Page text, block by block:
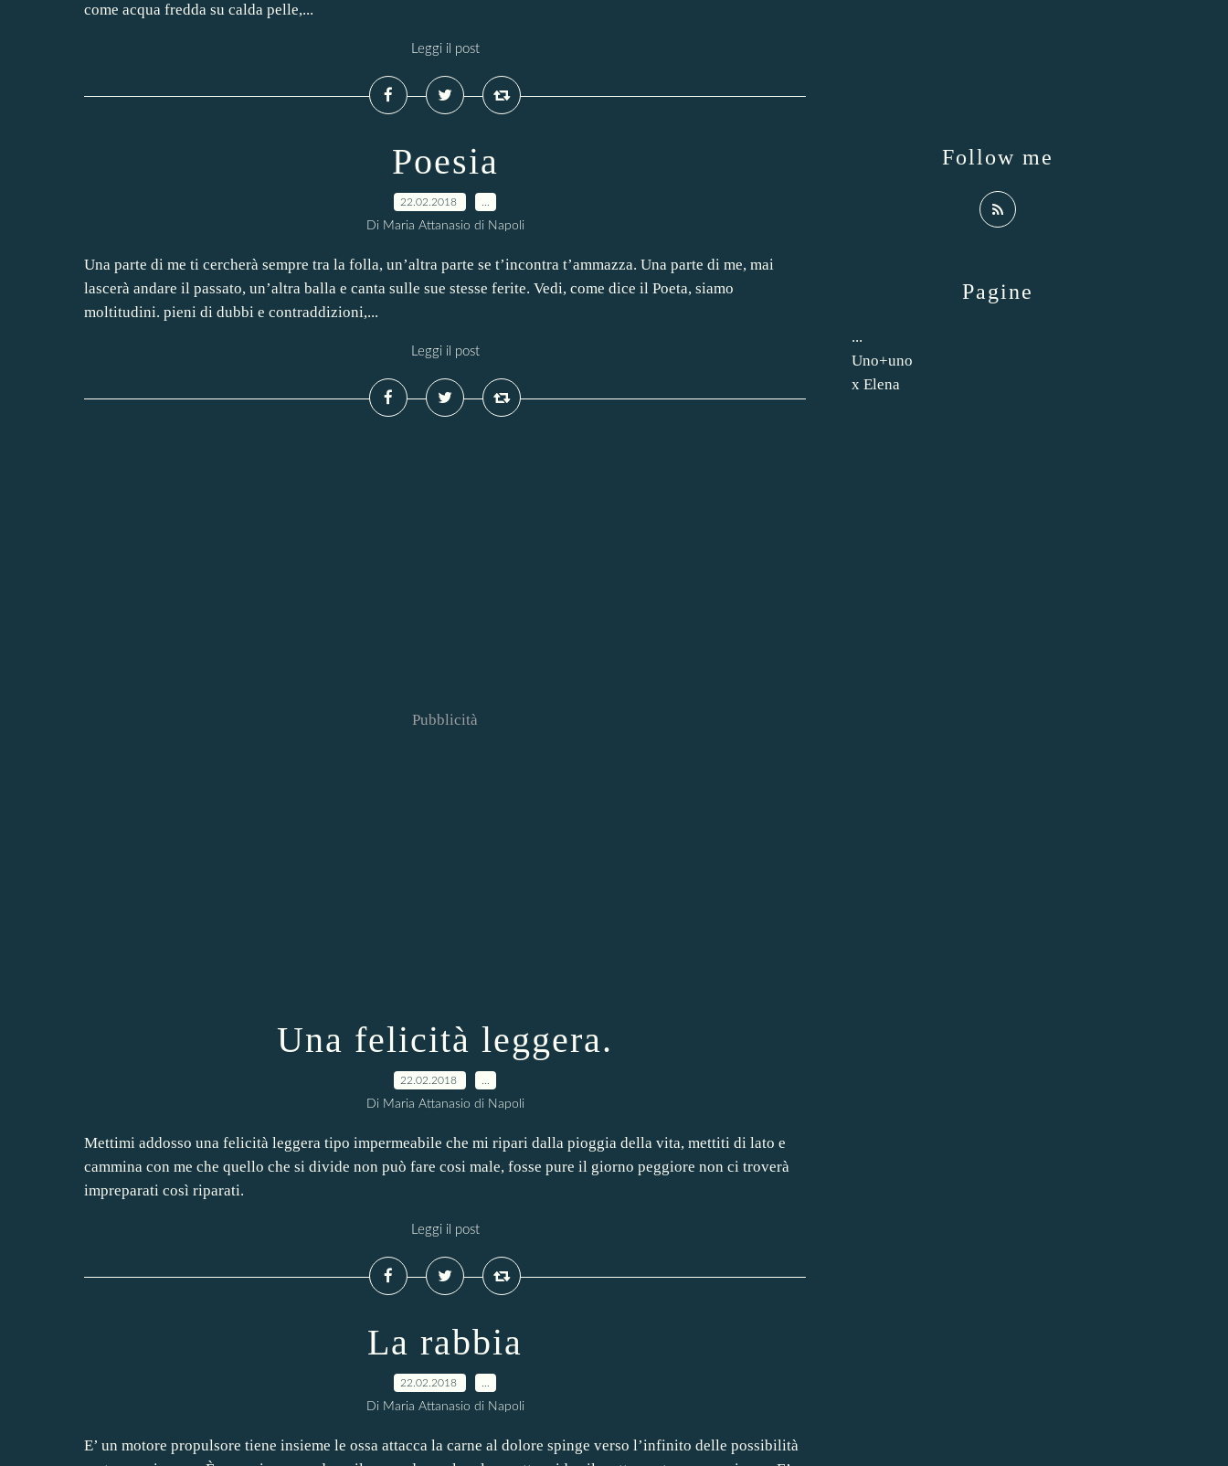
come acqua fredda su calda pelle,...
Leggi il post
Poesia
22.02.2018
Di Maria Attanasio di Napoli
Una parte di me ti cercherà sempre tra la folla, un’altra parte se t’incontra t’ammazza. Una parte di me, mai
lascerà andare il passato, un’altra balla e canta sulle sue stesse ferite. Vedi, come dice il Poeta, siamo
moltitudini. pieni di dubbi e contraddizioni,...
Leggi il post
Pubblicità
Una felicità leggera.
22.02.2018
Di Maria Attanasio di Napoli
Mettimi addosso una felicità leggera tipo impermeabile che mi ripari dalla pioggia della vita, mettiti di lato e
cammina con me che quello che si divide non può fare cosi male, fosse pure il giorno peggiore non ci troverà
impreparati così riparati.
Leggi il post
La rabbia
22.02.2018
Di Maria Attanasio di Napoli
E’ un motore propulsore tiene insieme le ossa attacca la carne al dolore spinge verso l’infinito delle possibilità
Pagine
...
Uno+uno
x Elena
Follow me